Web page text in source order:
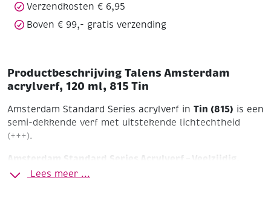
Verzendkosten € 6,95
Boven € 99,- gratis verzending
Productbeschrijving Talens Amsterdam
acrylverf, 120 ml, 815 Tin
Amsterdam Standard Series acrylverf in Tin (815) is een
semi-dekkende verf met uitstekende lichtechtheid
(+++).
Amsterdam Standard Series Acrylverf – Veelzijdig,
Krachtig en Betrouwbaar
Lees meer ...